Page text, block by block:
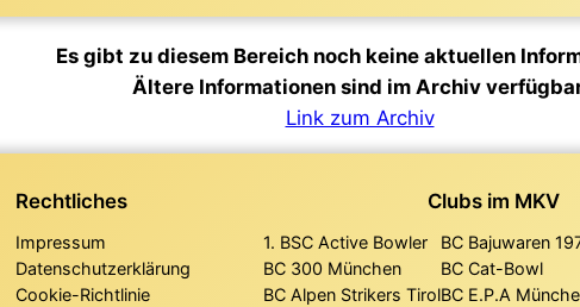
Es gibt zu diesem Bereich noch keine aktuellen
Ältere Informationen sind im Archiv
Link zum Archiv
Rechtliches
Impressum
Datenschutzerklärung
Cookie-Richtlinie
Clubs im MKV
1. BSC Active Bowler
BC 300 München
BC Alpen Strikers Tirol
BC Bajuwaren
BC Cat-Bowl
BC E.P.A